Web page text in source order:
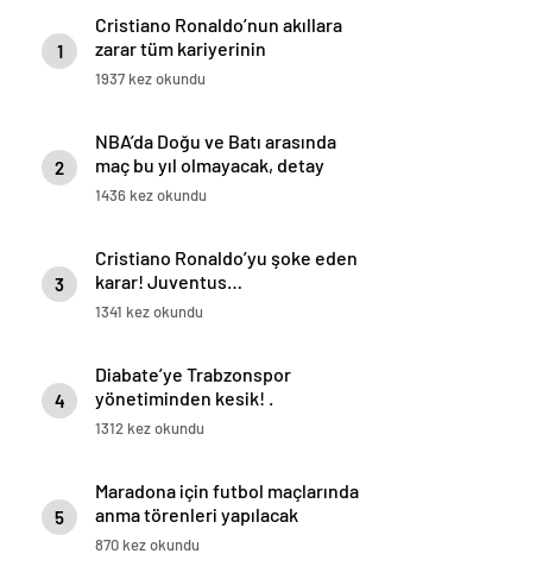
1
Cristiano Ronaldo’nun akıllara
zarar tüm kariyerinin
istatistiğini çıkardık !
1937 kez okundu
2
NBA’da Doğu ve Batı arasında
maç bu yıl olmayacak, detay
haberimizde.
1436 kez okundu
3
Cristiano Ronaldo’yu şoke eden
karar! Juventus…
1341 kez okundu
4
Diabate’ye Trabzonspor
yönetiminden kesik! .
1312 kez okundu
5
Maradona için futbol maçlarında
anma törenleri yapılacak
870 kez okundu